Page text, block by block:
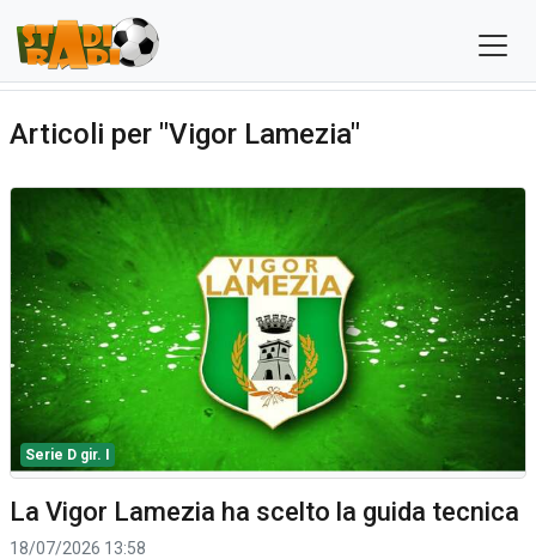
Articoli per "Vigor Lamezia"
Serie D gir. I
La Vigor Lamezia ha scelto la guida tecnica
18/07/2026 13:58